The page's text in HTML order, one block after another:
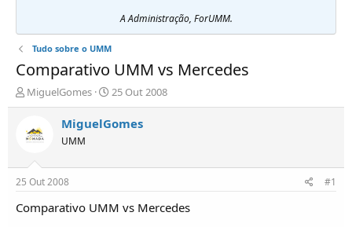
A Administração, ForUMM.
Tudo sobre o UMM
Comparativo UMM vs Mercedes
I
n
c
d
o
r
MiguelGomes
D
a
t
í
25 Out 2008
MiguelGomes
UMM
25 Out 2008 #1
Comparativo UMM vs Mercedes